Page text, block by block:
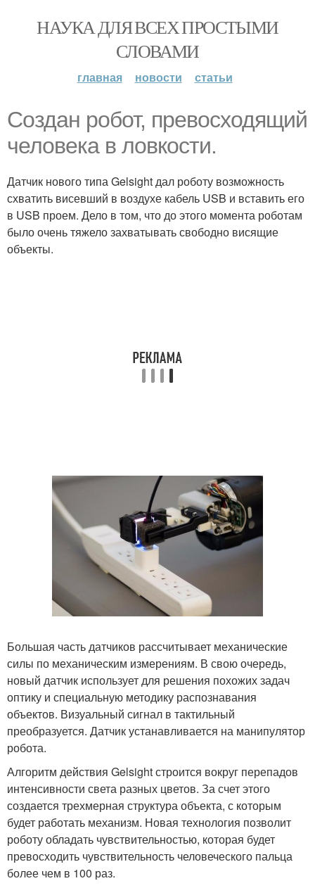
НАУКА ДЛЯ ВСЕХ ПРОСТЫМИ
СЛОВАМИ
главная новости статьи
Создан робот, превосходящий
человека в ловкости.
Датчик нового типа Gelsight дал роботу возможность
схватить висевший в воздухе кабель USB и вставить его
в USB проем. Дело в том, что до этого момента роботам
было очень тяжело захватывать свободно висящие
объекты.
Большая часть датчиков рассчитывает механические
силы по механическим измерениям. В свою очередь,
новый датчик использует для решения похожих задач
оптику и специальную методику распознавания
объектов. Визуальный сигнал в тактильный
преобразуется. Датчик устанавливается на манипулятор
робота.
Алгоритм действия Gelsight строится вокруг перепадов
интенсивности света разных цветов. За счет этого
создается трехмерная структура объекта, с которым
будет работать механизм. Новая технология позволит
роботу обладать чувствительностью, которая будет
превосходить чувствительность человеческого пальца
более чем в 100 раз.